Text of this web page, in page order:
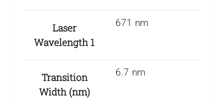
Laser
Wavelength 1
671 nm
Transition
Width (nm)
6.7 nm